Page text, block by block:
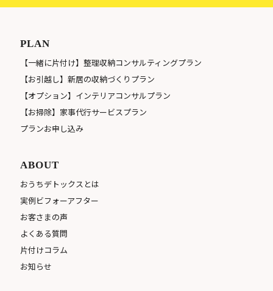
PLAN
【一緒に片付け】整理収納コンサルティングプラン
【お引越し】新居の収納づくりプラン
【オプション】インテリアコンサルプラン
【お掃除】家事代行サービスプラン
プランお申し込み
ABOUT
おうちデトックスとは
実例ビフォーアフター
お客さまの声
よくある質問
片付けコラム
お知らせ